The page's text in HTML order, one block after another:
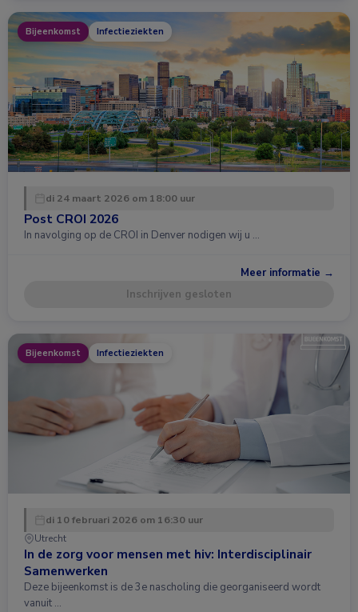
Bijeenkomst Infectieziekten
di 24 maart 2026 om 18:00 uur
Post CROI 2026
In navolging op de CROI in Denver nodigen wij u …
Meer informatie →
Inschrijven gesloten
Bijeenkomst Infectieziekten
di 10 februari 2026 om 16:30 uur
Utrecht
In de zorg voor mensen met hiv: Interdisciplinair
Samenwerken
Deze bijeenkomst is de 3e nascholing die georganiseerd wordt
vanuit …